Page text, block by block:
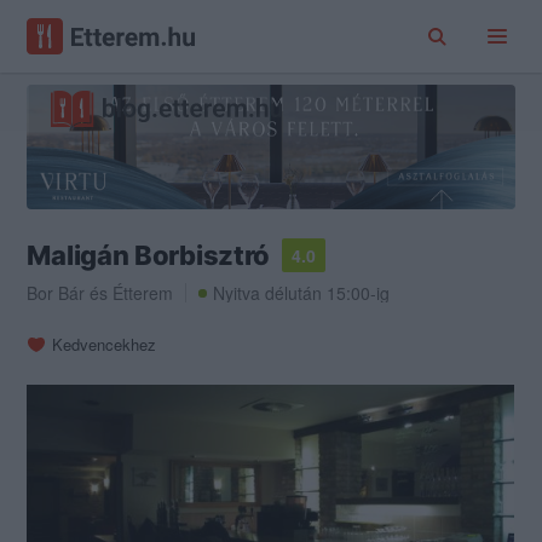
Maligán Borbisztró
4.0
Bor Bár és Étterem Nyitva délután 15:00-ig
Kedvencekhez